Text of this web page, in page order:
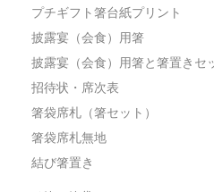
プチギフト箸台紙プリント
披露宴（会食）用箸
披露宴（会食）用箸と箸置きセ
招待状・席次表
箸袋席札（箸セット）
箸袋席札無地
結び箸置き